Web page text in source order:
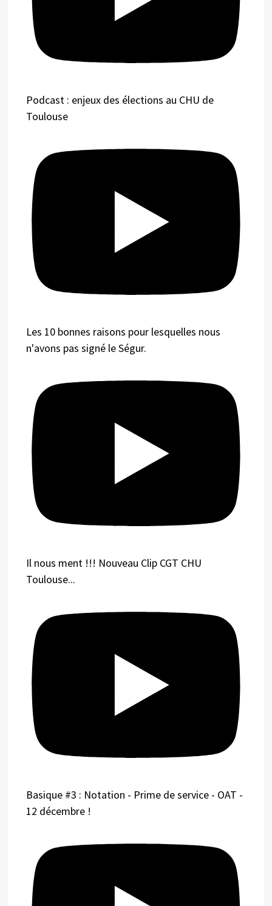
Podcast : enjeux des élections au CHU de
Toulouse
Les 10 bonnes raisons pour lesquelles nous
n'avons pas signé le Ségur.
Il nous ment !!! Nouveau Clip CGT CHU
Toulouse...
Basique #3 : Notation - Prime de service - OAT -
12 décembre !